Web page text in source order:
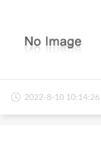
2022-8-10 10:14:26